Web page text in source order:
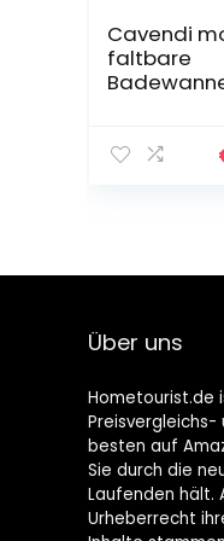
Cavendi
faltbare
tragbare
Über uns
Hometourist.de
besten auf
Sie durch die
Laufenden hält.
Urheberrecht